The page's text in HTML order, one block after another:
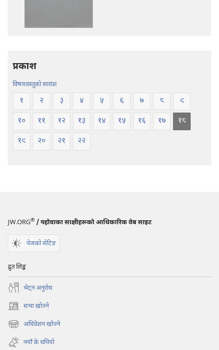
प्रकाश
विषयवस्तुको सारांश
१ २ ३ ४ ५ ६ ७ ८
९
१०
११ १२ १३ १४ १५ १६ १७
१८
१९
२० २१ २२
JW.ORG® / यहोवाका साक्षीहरूको आधिकारिक वेब साइट
पेजको सेटिङ
द्रुत लिङ्क
भेट्‌न अनुरोध
सभा खोज्ने
(ब्राउजरको
अर्को
ट्याबमा
नयाँ
पृष्ठ
अधिवेशन खोज्ने
(ब्राउजरको
अर्को
ट्याबमा
नयाँ के थपियो